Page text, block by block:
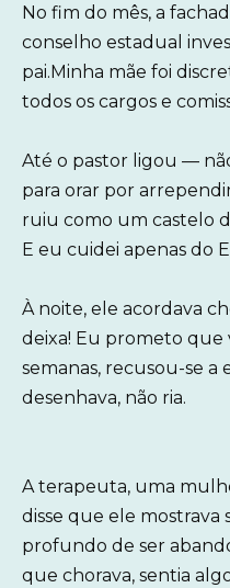
No fim do mês, a
conselho estadual
pai.Minha mãe foi
todos os cargos e
Até o pastor ligou —
para orar por
ruiu como um castelo
E eu cuidei apenas do
À noite, ele acordava
deixa! Eu prometo que
semanas, recusou-se
desenhava, não ria.
A terapeuta, uma
disse que ele
profundo de ser
que chorava, sentia